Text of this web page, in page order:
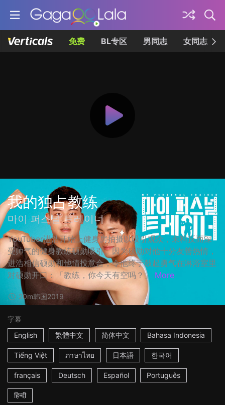
免费 BL专区 男同志 女同志
我的独占教练
마이 퍼스널 트레이너
YouTuber进浩开始上健身房拍摄以吸引观众，未料反而深
受帅气的健身教练硕勋吸引。因为硕勋对他十分友善热情，
进浩相信硕勋和他情投意合，令他终于鼓起勇气在淋浴室里
对硕勋开口：「教练，你今天有空吗？」
More
20m韩国2019
字幕
English
繁體中文 简体中文 Bahasa Indonesia
Tiếng Việt ภาษาไทย 日本語 한국어
français Deutsch Español Português
हिन्दी